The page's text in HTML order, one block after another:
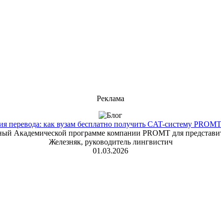
Реклама
перевода: как вузам бесплатно получить CAT-систему
Академической программе компании PROMT для
Железняк, руководитель лингвистич
01.03.2026